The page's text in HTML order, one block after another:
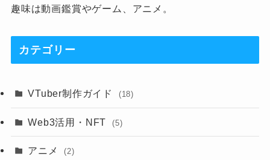
趣味は動画鑑賞やゲーム、アニメ。
カテゴリー
VTuber制作ガイド (18)
Web3活用・NFT (5)
アニメ (2)